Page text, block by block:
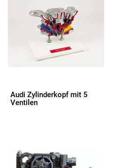
Audi Zylinderkopf mit 5
Ventilen